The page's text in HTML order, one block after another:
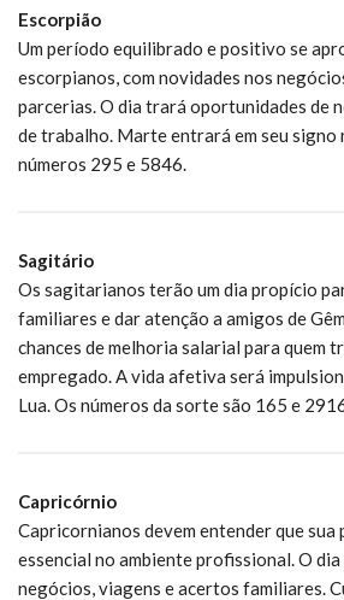
Escorpião
Um período equilibrado e positivo se
escorpianos, com novidades nos
parcerias. O dia trará oportunidades de
de trabalho. Marte entrará em seu signo
números 295 e 5846.
Sagitário
Os sagitarianos terão um dia propício
familiares e dar atenção a amigos de
chances de melhoria salarial para quem
empregado. A vida afetiva será
Lua. Os números da sorte são 165 e
Capricórnio
Capricornianos devem entender que sua
essencial no ambiente profissional. O
negócios, viagens e acertos familiares.